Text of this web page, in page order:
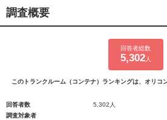
調査概要
回答者総数
5,302人
このトランクルーム（コンテナ）ランキングは、オリコ
回答者数
5,302人
調査対象者